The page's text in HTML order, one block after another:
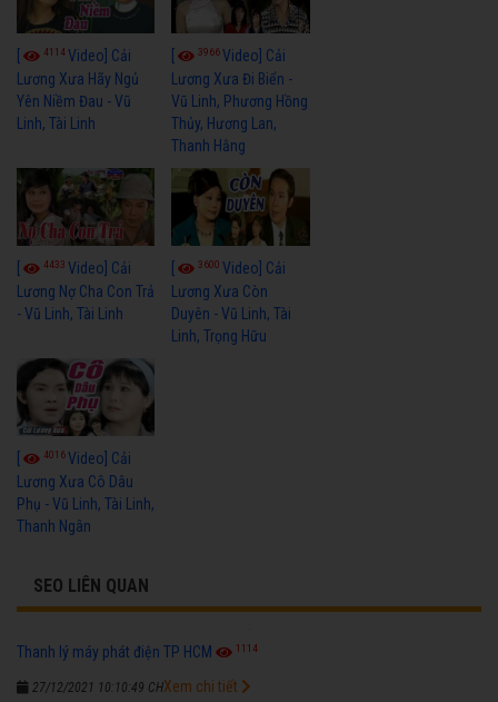
4114Video] Cải
Lương Xưa Hãy Ngủ
Yên Niềm Đau - Vũ
Linh, Tài Linh
3966Video] Cải
Lương Xưa Đi Biển -
Vũ Linh, Phương Hồng
Thủy, Hương Lan,
Thanh Hằng
4433 Video] Cải
Lương Nợ Cha Con Trả
- Vũ Linh, Tài Linh
3600Video] Cải
Lương Xưa Còn
Duyên - Vũ Linh, Tài
Linh, Trọng Hữu
[ 4016Video] Cải
Lương Xưa Cô Dâu
Phụ - Vũ Linh, Tài Linh,
Thanh Ngân
SEO LIÊN QUAN
Thanh lý máy phát điện TP HCM 1114
27/12/2021 10:10:49 CHXem chi tiết